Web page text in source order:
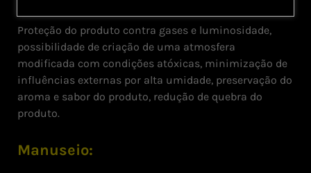
Proteção do produto contra gases e luminosidade,
possibilidade de criação de uma atmosfera
modificada com condições atóxicas, minimização de
influências externas por alta umidade, preservação do
aroma e sabor do produto, redução de quebra do
produto.
Manuseio: